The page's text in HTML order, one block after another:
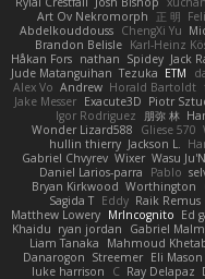
Art Ov Nekromorph
正 明
Abdelkouddouss ChengXi Yu
Brandon Belisle Karl-Heinz
Håkan Fors nathan Spidey Jack
Jude Matanguihan Tezuka ETM
Alex Vo Andrew Horald Bartoldt
Jake Messer Exacute3D Piotr
Igor Rodriguez
朋弥 林
Wonder Lizard588
Gliese 570
hullin thierry Jackson L.
Gabriel Chvyrev Wixer Wasu
Daniel Larios-parra
Pablo
Bryan Kirkwood Worthington
Sagida T Eddy Raik Remus
Matthew Lowery MrIncognito Ed
Khaidu ryan jordan Gabriel
Liam Tanaka
Mahmoud
Danarogon Streemer Eli Mason
luke harrison
C Ray Delapaz